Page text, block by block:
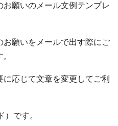
願いのメール文例テンプレ
願いをメールで出す際にご
応じて文章を変更してご利
）です。